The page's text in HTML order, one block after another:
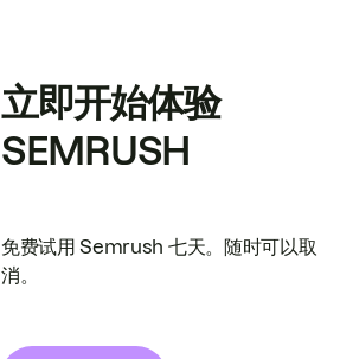
立即开始体验
SEMRUSH
免费试用 Semrush 七天。随时可以取
消。